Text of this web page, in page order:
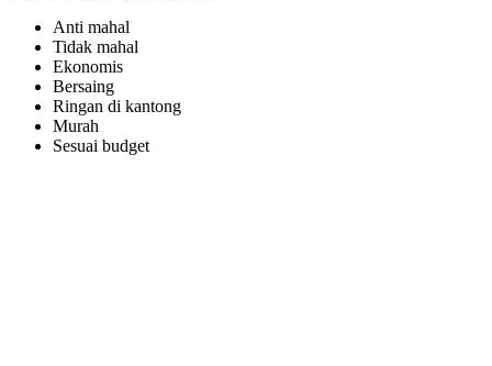
Anti mahal
Tidak mahal
Ekonomis
Bersaing
Ringan di kantong
Murah
Sesuai budget